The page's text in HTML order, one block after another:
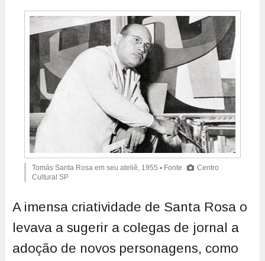
Tomás Santa Rosa em seu ateliê, 1955 ▪ Fonte
Centro
Cultural SP
A imensa criatividade de Santa Rosa o
levava a sugerir a colegas de jornal a
adoção de novos personagens, como